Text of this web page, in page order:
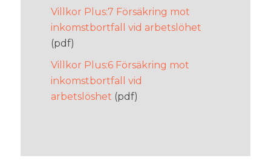
Villkor Plus:7 Försäkring mot
inkomstbortfall vid arbetslöhet
(pdf)
Villkor Plus:6 Försäkring mot
inkomstbortfall vid
arbetslöshet (pdf)